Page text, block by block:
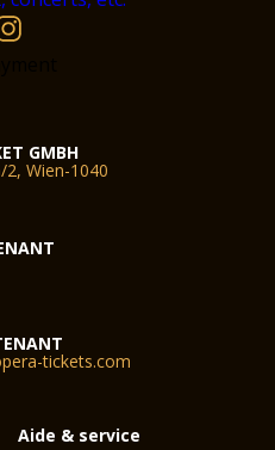
GMBH
2, Wien-1040
tickets.com
Aide & service